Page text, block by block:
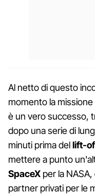
Al netto di questo
momento la missione
è un vero successo,
dopo una serie di
minuti prima dellift-
mettere a punto
SpaceX per la
partner privati per le